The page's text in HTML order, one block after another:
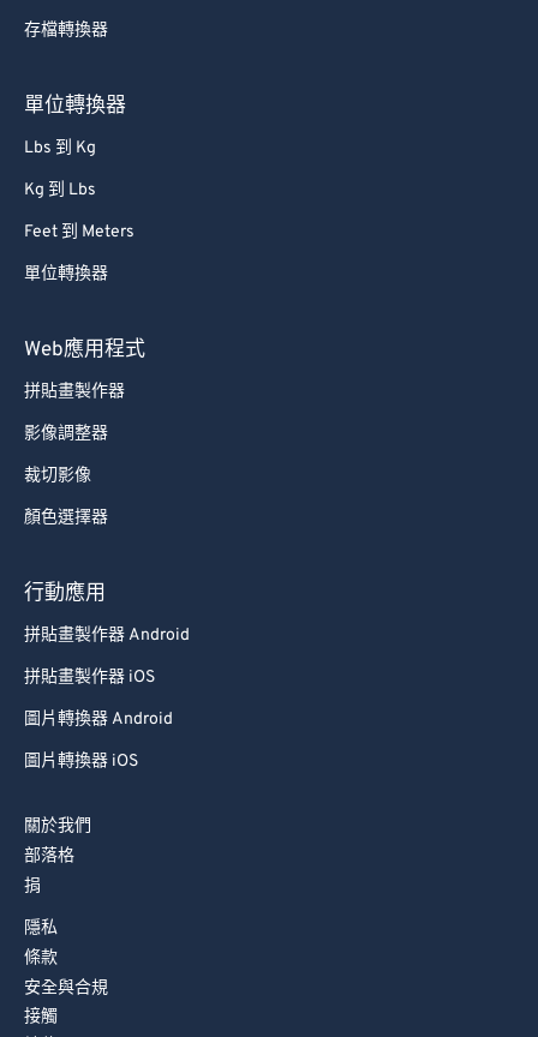
存檔轉換器
單位轉換器
Lbs 到 Kg
Kg 到 Lbs
Feet 到 Meters
單位轉換器
Web應用程式
拼貼畫製作器
影像調整器
裁切影像
顏色選擇器
行動應用
拼貼畫製作器 Android
拼貼畫製作器 iOS
圖片轉換器 Android
圖片轉換器 iOS
關於我們
部落格
捐
隱私
條款
安全與合規
接觸